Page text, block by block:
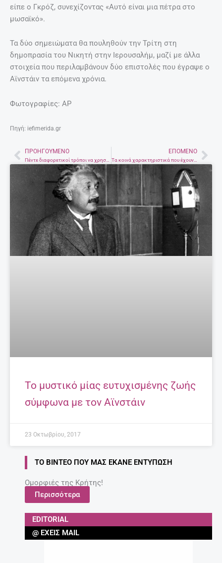
είπε ο Γκρόζ, συνεχίζοντας «Αυτό είναι μια πέτρα στο
μωσαϊκό».
Τα δύο σημειώματα θα πουληθούν την Τρίτη στη
δημοπρασία του Νικητή στην Ιερουσαλήμ, μαζί με άλλα
στοιχεία που περιλαμβάνουν δύο επιστολές που έγραψε ο
Αϊνστάιν τα επόμενα χρόνια.
Φωτογραφίες: AP
Πηγή: iefimerida.gr
Prev
ΠΡΟΗΓΟΎΜΕΝΟ ΕΠΌΜΕΝΟ
Τα κοινά χαρακτηριστικά που έχουν οι υπέροχες σχέσεις
Το μυστικό μίας ευτυχισμένης ζωής
σύμφωνα με τον Αϊνστάιν
23 Οκτωβρίου, 2017
ΤΟ ΒΊΝΤΕΟ ΠΟΥ ΜΑΣ ΈΚΑΝΕ ΕΝΤΎΠΩΣΗ
Ομορφιές της Κρήτης!
Περισσότερα
EDITORIAL
@ ΈΧΕΙΣ MAIL